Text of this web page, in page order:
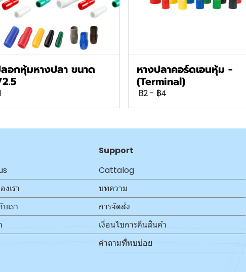
อกหุ้มหางปลา ขนาด
หางปลาคอร์ดเอนหุ้ม -
(Terminal)
฿2 - ฿4
งเรา
เรา
Support
Cattalog
บทความ
การจัดส่ง
เงื่อนไขการคืนสินค้า
คำถามที่พบบ่อย